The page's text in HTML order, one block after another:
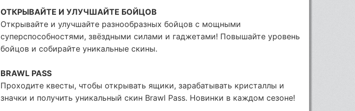
ОТКРЫВАЙТЕ И УЛУЧШАЙТЕ БОЙЦОВ
Открывайте и улучшайте разнообразных бойцов c мощными
суперспособностями, звёздными силами и гаджетами! Повышайте уровень
бойцов и собирайте уникальные скины.
BRAWL PASS
Проходите квесты, чтобы открывать ящики, зарабатывать кристаллы и
значки и получить уникальный скин Brawl Pass. Новинки в каждом сезоне!